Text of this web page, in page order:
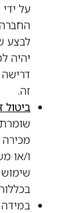
על
לבצע
יהיה
דרישה
זה.
ביטול
ו/או